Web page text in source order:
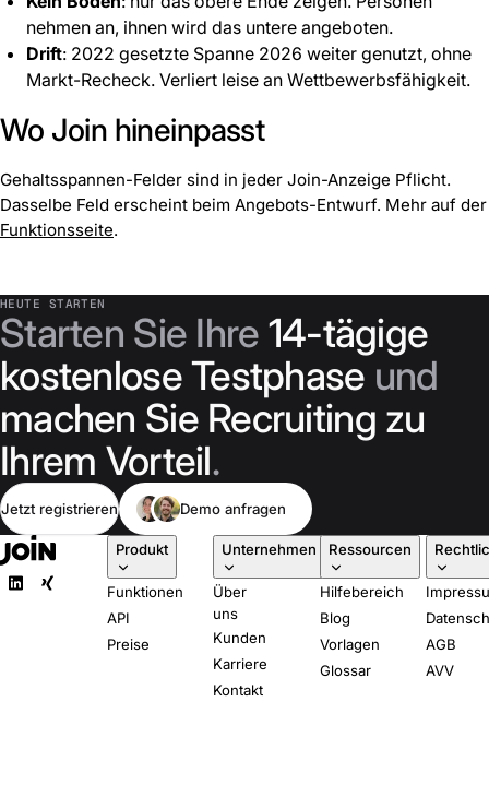
nehmen an, ihnen wird das untere angeboten.
Drift: 2022 gesetzte Spanne 2026 weiter genutzt, ohne
Markt-Recheck. Verliert leise an Wettbewerbsfähigkeit.
Wo Join hineinpasst
Gehaltsspannen-Felder sind in jeder Join-Anzeige Pflicht.
Dasselbe Feld erscheint beim Angebots-Entwurf. Mehr auf der
Funktionsseite.
HEUTE STARTEN
Starten Sie Ihre 14-tägige
kostenlose Testphase und
machen Sie Recruiting zu
Ihrem Vorteil.
Jetzt registrieren Demo anfragen
Produkt
Funktionen
API
Preise
Unternehmen
Über
uns
Kunden
Karriere
Kontakt
Ressourcen
Hilfebereich
Blog
Vorlagen
Glossar
AGB
AVV